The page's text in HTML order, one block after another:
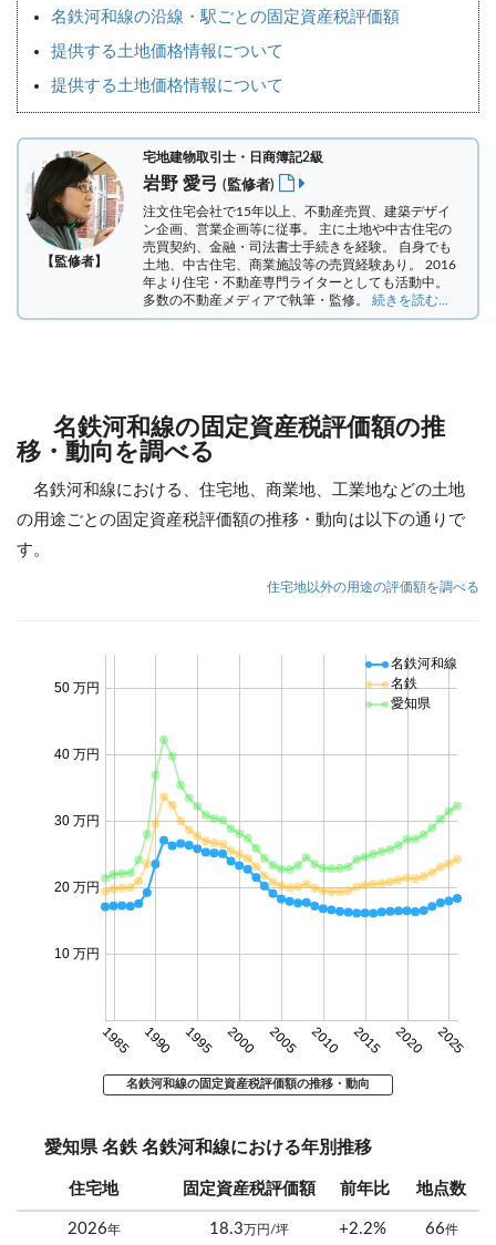
名鉄河和線の沿線・駅ごとの固定資産税評価額
提供する土地価格情報について
提供する土地価格情報について
【監修者】
宅地建物取引士・日商簿記2級
岩野 愛弓 (監修者)
注文住宅会社で15年以上、不動産売買、建築デザイ
ン企画、営業企画等に従事。 主に土地や中古住宅の
売買契約、金融・司法書士手続きを経験。 自身でも
土地、中古住宅、商業施設等の売買経験あり。 2016
年より住宅・不動産専門ライターとしても活動中。
多数の不動産メディアで執筆・監修。 続きを読む...
名鉄河和線の固定資産税評価額の推
移・動向を調べる
名鉄河和線における、住宅地、商業地、工業地などの土地
の用途ごとの固定資産税評価額の推移・動向は以下の通りで
す。
住宅地以外の用途の評価額を調べる
1985 1990 1995 2000 2005 2010 2015 2020 2025
10 万円
20 万円
30 万円
40 万円
50 万円
名鉄河和線
名鉄
愛知県
名鉄河和線の固定資産税評価額の推移・動向
愛知県 名鉄 名鉄河和線における年別推移
住宅地 固定資産税評価額 前年比 地点数
2026年 18.3万円/坪 +2.2% 66件